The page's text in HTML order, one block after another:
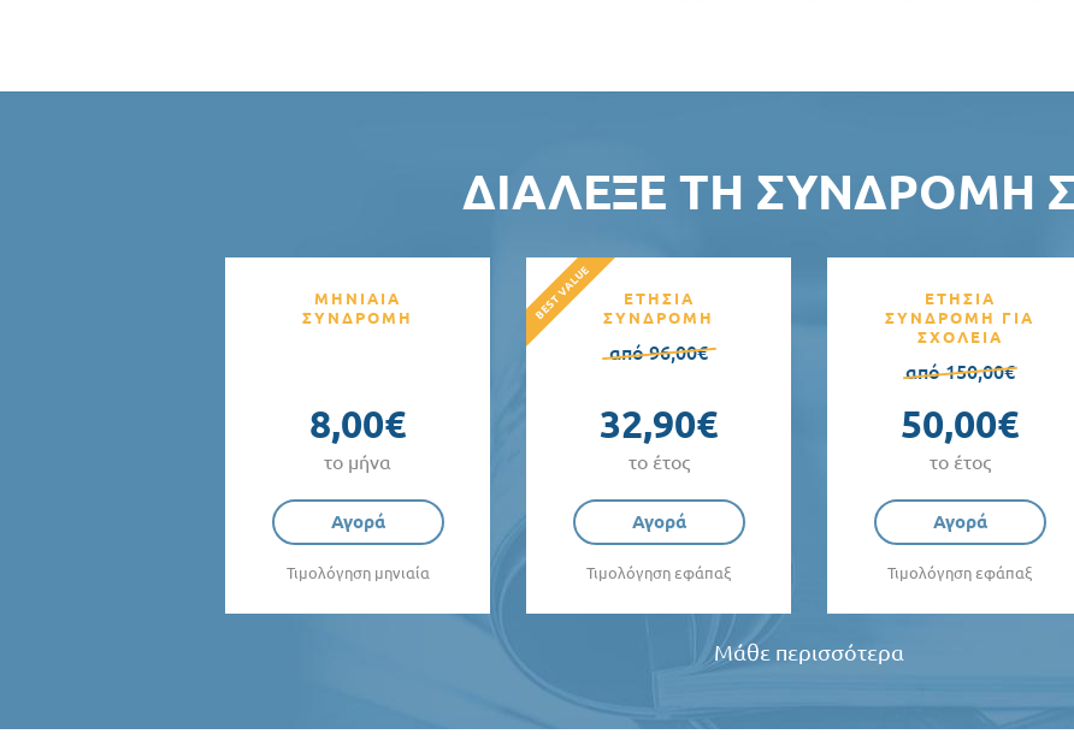
ΔΙΆΛΕΞΕ ΤΗ ΣΥΝΔΡΟΜΉ
ΜΗΝΙΑΙΑ
ΣΥΝΔΡΟΜΗ
8,00€
το μήνα
Αγορά
Τιμολόγηση μηνιαία
ΕΤΗΣΙΑ
ΣΥΝΔΡΟΜΗ
από 96,00€
32,90€
το έτος
Αγορά
Τιμολόγηση εφάπαξ
ΕΤΗΣΙΑ
ΣΥΝΔΡΟΜΗ ΓΙΑ
ΣΧΟΛΕΙΑ
από 150,00€
50,00€
το έτος
Αγορά
Τιμολόγηση εφάπαξ
Μάθε περισσότερα